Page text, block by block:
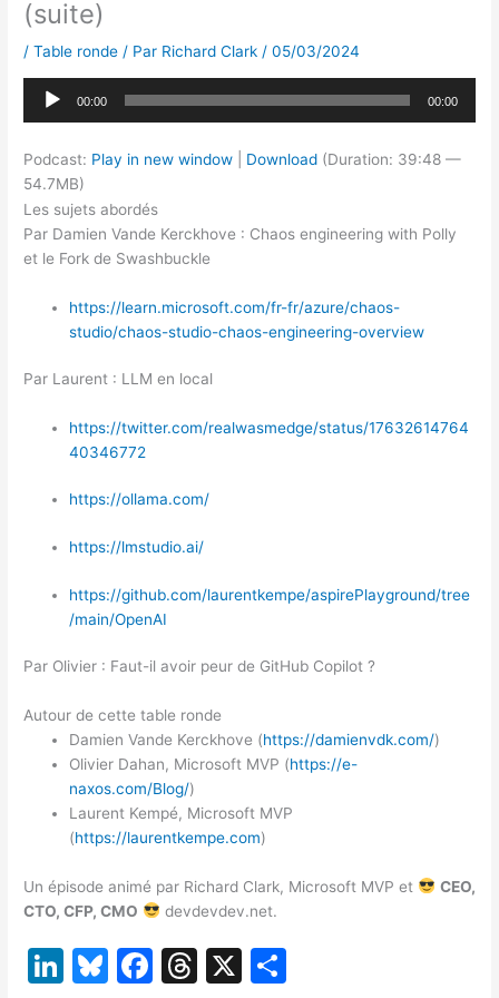
(suite)
/Table ronde / Par Richard Clark /05/03/2024
Lecteur
audio
00:00 00:00
Podcast: Play in new window Download (Duration: 39:48 —
54.7MB)
Les sujets abordés
Par Damien Vande Kerckhove : Chaos engineering with Polly
et le Fork de Swashbuckle
https://learn.microsoft.com/fr-fr/azure/chaos-
studio/chaos-studio-chaos-engineering-overview
Par Laurent : LLM en local
https://twitter.com/realwasmedge/status/17632614764
40346772
https://ollama.com/
https://lmstudio.ai/
https://github.com/laurentkempe/aspirePlayground/tree
/main/OpenAI
Par Olivier : Faut-il avoir peur de GitHub Copilot ?
Autour de cette table ronde
Damien Vande Kerckhove (https://damienvdk.com/)
Olivier Dahan, Microsoft MVP (https://e-
naxos.com/Blog/)
Laurent Kempé, Microsoft MVP
(https://laurentkempe.com)
Un épisode animé par Richard Clark, Microsoft MVP et
CEO,
CTO, CFP, CMO
devdevdev.net.
Li Bl F
T
X